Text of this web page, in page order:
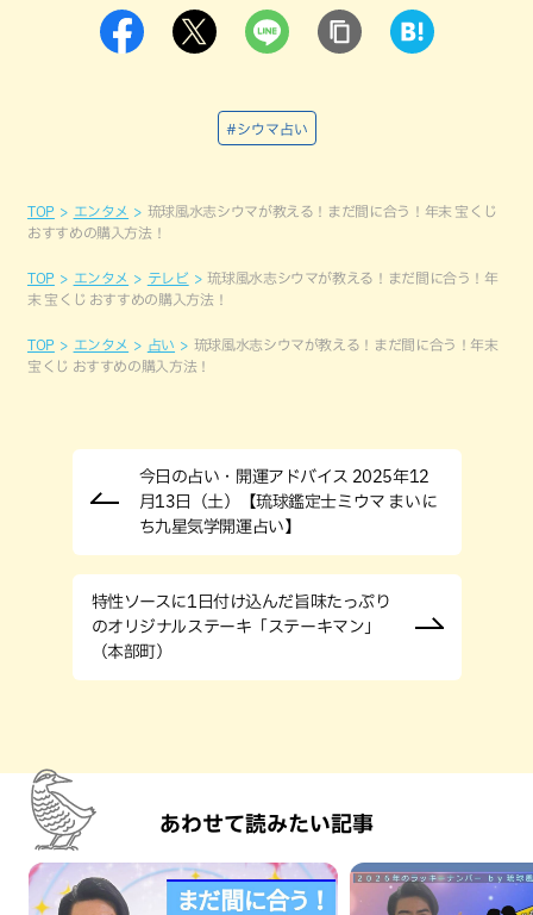
#シウマ占い
TOP エンタメ
琉球風水志シウマが教える！まだ間に合う！年末 宝くじ
おすすめの購入方法！
TOP エンタメ テレビ
琉球風水志シウマが教える！まだ間に合う！年
末 宝くじ おすすめの購入方法！
TOP エンタメ 占い
琉球風水志シウマが教える！まだ間に合う！年末
宝くじ おすすめの購入方法！
今日の占い・開運アドバイス 2025年12
月13日（土）【琉球鑑定士ミウマ まいに
ち九星気学開運占い】
特性ソースに1日付け込んだ旨味たっぷり
のオリジナルステーキ「ステーキマン」
（本部町）
あわせて読みたい記事